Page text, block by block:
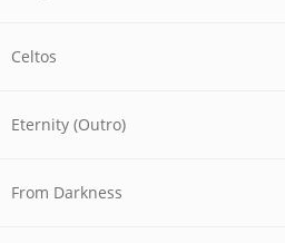
Celtos
Eternity (Outro)
From Darkness